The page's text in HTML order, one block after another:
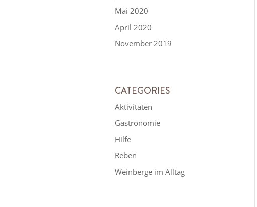
Mai 2020
April 2020
November 2019
CATEGORIES
Aktivitäten
Gastronomie
Hilfe
Reben
Weinberge im Alltag